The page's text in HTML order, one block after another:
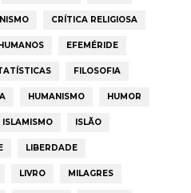
CRÍTICA RELIGIOSA
EFEMÉRIDE
FILOSOFIA
HUMANISMO HUMOR
ISLAMISMO ISLÃO
LIBERDADE
LIVRO MILAGRES